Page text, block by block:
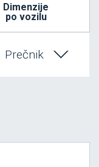
Prečnik
Dimenzije
po vozilu